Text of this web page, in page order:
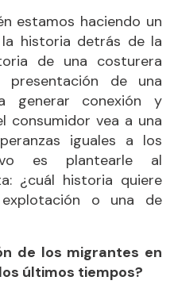
estamos haciendo un
historia detrás de la
de una costurera
presentación de una
generar conexión y
consumidor vea a una
iguales a los
es plantearle al
¿cuál historia quiere
o una de
de los migrantes en
últimos tiempos?